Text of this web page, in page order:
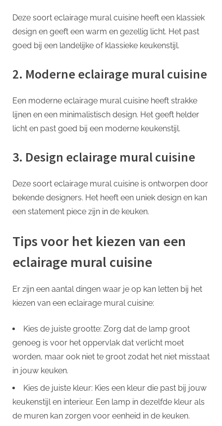
Deze soort eclairage mural cuisine heeft een klassiek
design en geeft een warm en gezellig licht. Het past
goed bij een landelijke of klassieke keukenstijl.
2. Moderne eclairage mural cuisine
Een moderne eclairage mural cuisine heeft strakke
lijnen en een minimalistisch design. Het geeft helder
licht en past goed bij een moderne keukenstijl.
3. Design eclairage mural cuisine
Deze soort eclairage mural cuisine is ontworpen door
bekende designers. Het heeft een uniek design en kan
een statement piece zijn in de keuken.
Tips voor het kiezen van een
eclairage mural cuisine
Er zijn een aantal dingen waar je op kan letten bij het
kiezen van een eclairage mural cuisine:
Kies de juiste grootte: Zorg dat de lamp groot
genoeg is voor het oppervlak dat verlicht moet
worden, maar ook niet te groot zodat het niet misstaat
in jouw keuken.
Kies de juiste kleur: Kies een kleur die past bij jouw
keukenstijl en interieur. Een lamp in dezelfde kleur als
de muren kan zorgen voor eenheid in de keuken.